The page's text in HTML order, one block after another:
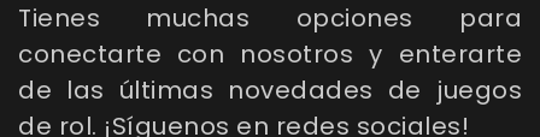
Tienes muchas opciones para
conectarte con nosotros y enterarte
de las últimas novedades de juegos
de rol. ¡Síguenos en redes sociales!